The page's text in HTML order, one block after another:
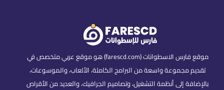
موقع فارس الاسطوانات (farescd.com) هو موقع عربي متخصص في
تقديم مجموعة واسعة من البرامج الكاملة، الألعاب، والموسوعات،
بالإضافة إلى أنظمة التشغيل، وتصاميم الجرافيك، والعديد من الأقراص